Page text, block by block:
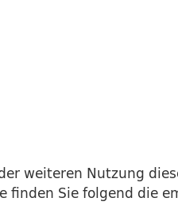
weiteren Nutzung
finden Sie folgend die